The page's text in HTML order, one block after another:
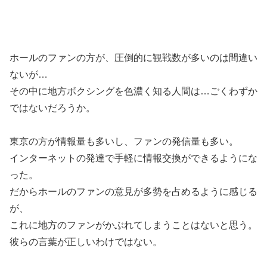
ホールのファンの方が、圧倒的に観戦数が多いのは間違い
ないが…
その中に地方ボクシングを色濃く知る人間は…ごくわずか
ではないだろうか。
東京の方が情報量も多いし、ファンの発信量も多い。
インターネットの発達で手軽に情報交換ができるようにな
った。
だからホールのファンの意見が多勢を占めるように感じる
が、
これに地方のファンがかぶれてしまうことはないと思う。
彼らの言葉が正しいわけではない。